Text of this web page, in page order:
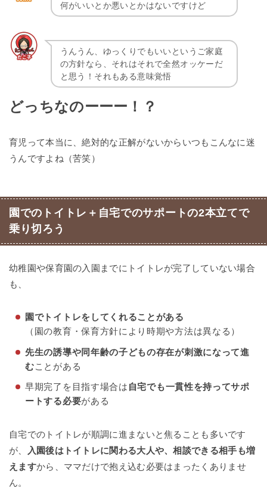
何がいいとか悪いとかはないですけど
うんうん、ゆっくりでもいいというご家庭
の方針なら、それはそれで全然オッケーだ
と思う！それもある意味覚悟
どっちなのーーー！？
育児って本当に、絶対的な正解がないからいつもこんなに迷
うんですよね（苦笑）
園でのトイトレ＋自宅でのサポートの2本立てで
乗り切ろう
幼稚園や保育園の入園までにトイトレが完了していない場合
も、
園でトイトレをしてくれることがある
（園の教育・保育方針により時期や方法は異なる）
先生の誘導や同年齢の子どもの存在が刺激になって進
むことがある
早期完了を目指す場合は 自宅でも一貫性を持ってサポ
ートする必要がある
自宅でのトイトレが順調に進まないと焦ることも多いです
が、
入園後はトイトレに関わる大人や、相談できる相手も増
えますから、ママだけで抱え込む必要はまったくありませ
ん。